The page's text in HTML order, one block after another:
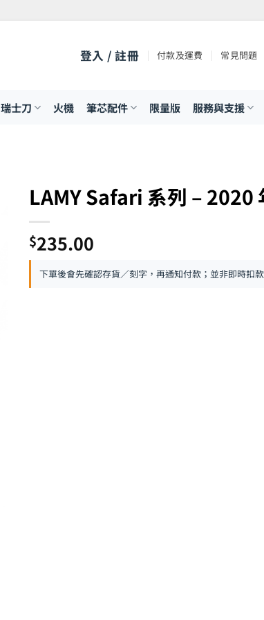
登入 / 註冊 付款及運費 常見問題
瑞士刀 火機 筆芯配件 限量版 服務與支援
LAMY Safari 系列 – 2020
$235.00
下單後會先確認存貨／刻字，再通知付款；並非即時扣款